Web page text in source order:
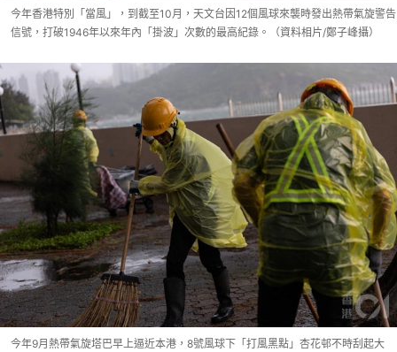
今年香港特別「當風」，到截至10月，天文台因12個風球來襲時發出熱帶氣旋警告
信號，打破1946年以來年內「掛波」次數的最高紀錄。（資料相片/鄭子峰攝）
今年9月熱帶氣旋塔巴早上逼近本港，8號風球下「打風黑點」杏花邨不時刮起大